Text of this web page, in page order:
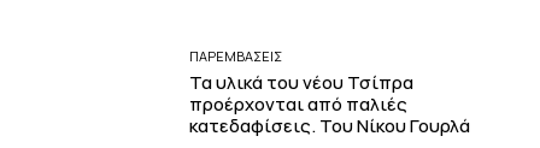
ΠΑΡΕΜΒΑΣΕΙΣ
Τα υλικά του νέου Τσίπρα
προέρχονται από παλιές
κατεδαφίσεις. Του Νίκου Γουρλά